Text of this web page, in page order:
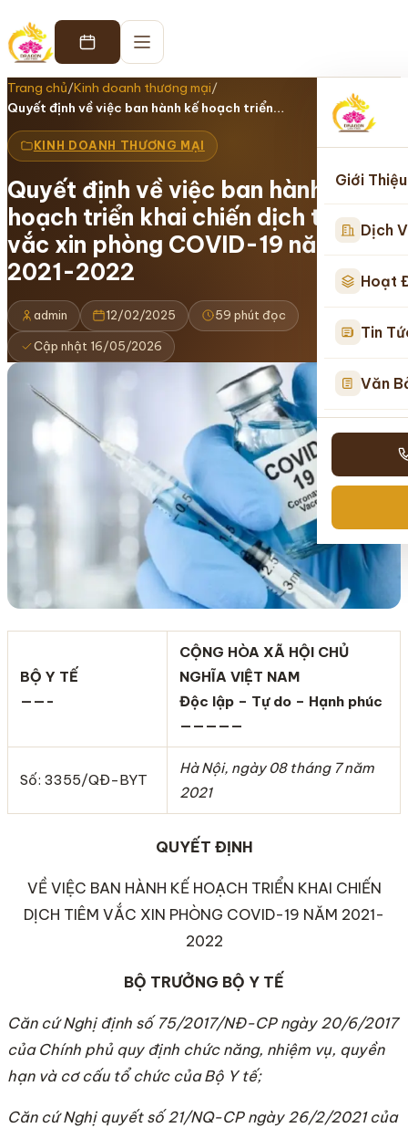
Giới Thiệu
Dịch
Hoạt
Tin
Văn
Trang chủ/Kinh doanh thương mại/
Quyết định về việc ban hành kế hoạch triển…
KINH DOANH THƯƠNG MẠI
Quyết định về việc ban hành kế
hoạch triển khai chiến dịch tiêm
vắc xin phòng COVID-19 năm
2021-2022
admin 12/02/2025 59 phút đọc
Cập nhật 16/05/2026
BỘ Y TẾ
——-
CỘNG HÒA XÃ HỘI CHỦ
NGHĨA VIỆT NAM
Độc lập – Tự do – Hạnh phúc
—————
Số: 3355/QĐ-BYT
Hà Nội, ngày 08tháng 7năm
2021
QUYẾT ĐỊNH
VỀ VIỆC BAN HÀNH KẾ HOẠCH TRIỂN KHAI CHIẾN
DỊCH TIÊM VẮC XIN PHÒNG COVID-19 NĂM 2021-
2022
BỘ TRƯỞNG BỘ Y TẾ
Căn cứ Nghị định số 75/2017/NĐ-CP ngày 20/6/2017
của Chính phủ quy định chức năng, nhiệm vụ, quyền
hạn và cơ cấu tổ chức của Bộ Y tế;
Căn cứ Nghị quyết số 21/NQ-CP ngày 26/2/2021 của